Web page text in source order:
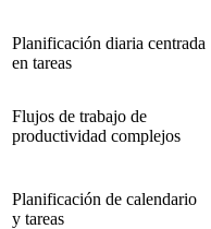
Planificación diaria centrada
en tareas
Flujos de trabajo de
productividad complejos
Planificación de calendario
y tareas